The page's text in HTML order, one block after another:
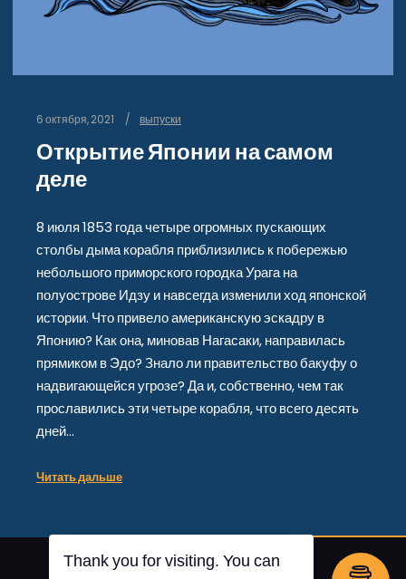
6 октября, 2021 выпуски
Открытие Японии на самом
деле
8 июля 1853 года четыре огромных пускающих
столбы дыма корабля приблизились к побережью
небольшого приморского городка Урага на
полуострове Идзу и навсегда изменили ход японской
истории. Что привело американскую эскадру в
Японию? Как она, миновав Нагасаки, направилась
прямиком в Эдо? Знало ли правительство бакуфу о
надвигающейся угрозе? Да и, собственно, чем так
прославились эти четыре корабля, что всего десять
дней…
Читать дальше
Thank you for visiting. You can